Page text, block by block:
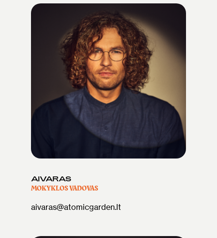
AIVARAS
MOKYKLOS VADOVAS
aivaras@atomicgarden.lt